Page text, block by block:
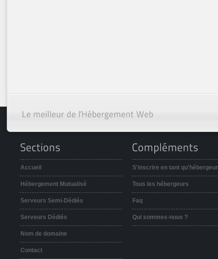
Accueil
Hébergement Mutualisé
Serveurs Semi-Dédiés
Serveurs Dédiés
Nom de domaine
Contact
S'inscrire en tant qu'hébergeur
Tous les hébergeurs
Faq
Qui sommes-nous ?